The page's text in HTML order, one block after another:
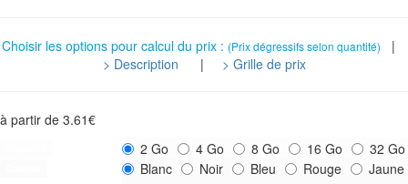
Choisir les options pour calcul du prix : (Prix dégressifs selon quantité)
|
> Description | > Grille de prix
à partir de 3.61€
2 Go 4 Go 8 Go 16 Go 32 Go
Blanc Noir Bleu Rouge
Jaune